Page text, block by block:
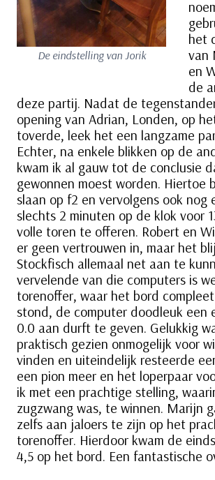
De eindstelling van Jorik
het
van
en
de
deze partij. Nadat de
opening van Adrian, Londen, op
toverde, leek het een langzame
Echter, na enkele blikken op de
kwam ik al gauw tot de conclusie
gewonnen moest worden. Hiertoe
slaan op f2 en vervolgens ook nog
slechts 2 minuten op de klok voor
volle toren te offeren. Robert en
er geen vertrouwen in, maar het
Stockfisch allemaal net aan te
vervelende van die computers is
torenoffer, waar het bord
stond, de computer doodleuk een
0.0 aan durft te geven. Gelukkig
praktisch gezien onmogelijk voor
vinden en uiteindelijk resteerde
een pion meer en het loperpaar
ik met een prachtige stelling,
zugzwang was, te winnen. Marijn
zelfs aan jaloers te zijn op het
torenoffer. Hierdoor kwam de
4,5 op het bord. Een fantastische